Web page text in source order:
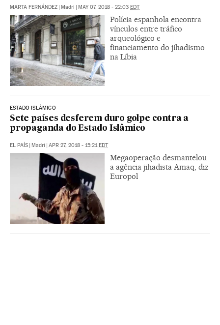
MARTA FERNÁNDEZ | Madri | MAY 07, 2018 - 22:03 EDT
Polícia espanhola encontra
vínculos entre tráfico
arqueológico e
financiamento do jihadismo
na Líbia
ESTADO ISLÂMICO
Sete países desferem duro golpe contra a
propaganda do Estado Islâmico
EL PAÍS | Madri | APR 27, 2018 - 15:21EDT
Megaoperação desmantelou
a agência jihadista Amaq, diz
Europol